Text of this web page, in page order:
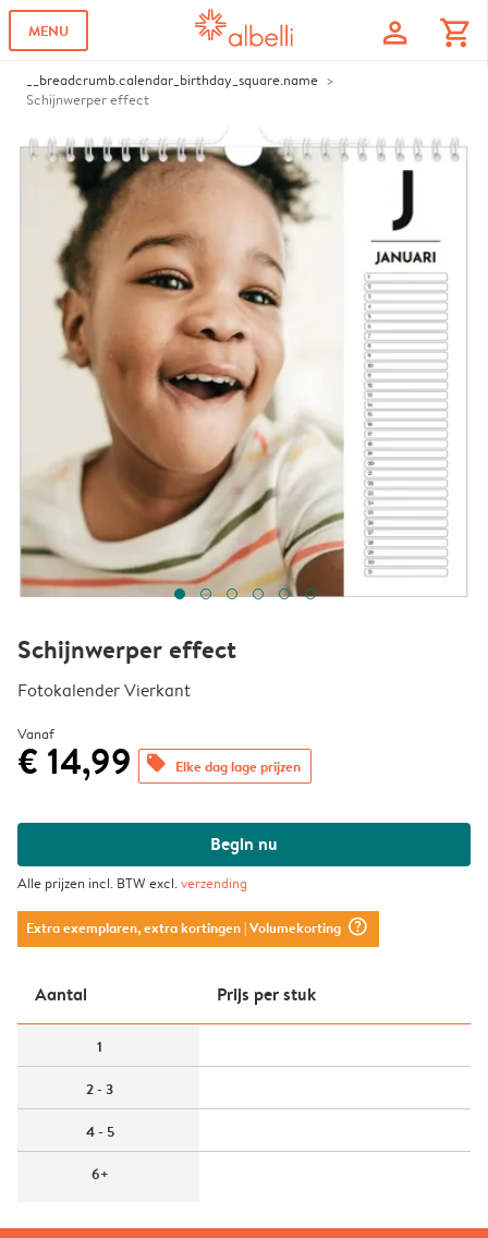
MENU profile shopping_cart
__breadcrumb.calendar_birthday_square.name
Schijnwerper effect
Schijnwerper effect
Fotokalender Vierkant
Vanaf
€ 14,99 offers Elke dag lage prijzen
Begin nu
Alle prijzen incl. BTW excl.verzending
Extra exemplaren, extra kortingen| Volumekorting question_mark_circle
Aantal Prijs per stuk
1
2 - 3
4 - 5
6+